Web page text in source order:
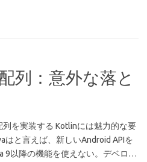
列：意外な落と
を実装する Kotlinには魅力的な要
はと言えば、新しいAndroid APIを
9以降の機能を使えない。デベロ…